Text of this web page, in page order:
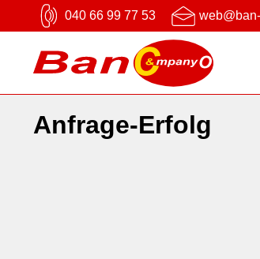
040 66 99 77 53
Anfrage-Erfolg